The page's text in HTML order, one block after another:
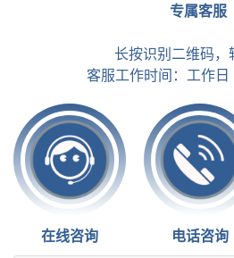
专属客服
长按识别二维码，
客服工作时间：工作
在线咨询 电话咨询